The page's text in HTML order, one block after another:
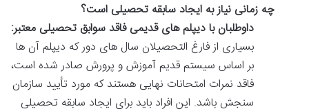
چه زمانی نیاز به ایجاد سابقه تحصیلی است؟
داوطلبان با دیپلم های قدیمی فاقد سوابق تحصیلی معتبر:
بسیاری از فارغ التحصیلان سال های دور که دیپلم آن ها
بر اساس سیستم قدیم آموزش و پرورش صادر شده است،
فاقد نمرات امتحانات نهایی هستند که مورد تأیید سازمان
سنجش باشد. این افراد باید برای ایجاد سابقه تحصیلی